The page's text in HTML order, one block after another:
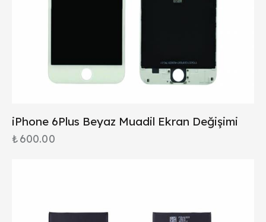
iPhone 6Plus Beyaz Muadil Ekran Değişimi
₺600.00